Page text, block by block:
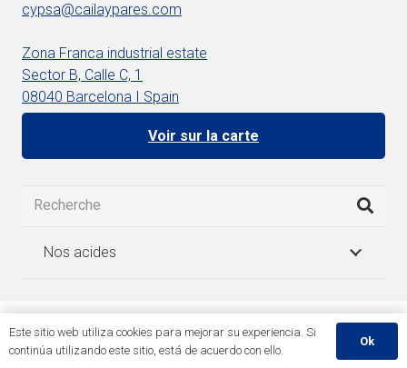
cypsa@cailaypares.com
Zona Franca industrial estate
Sector B, Calle C, 1
08040 Barcelona I Spain
Voir sur la carte
Nos acides
English(Anglais)
Español(Espagnol)
Este sitio web utiliza cookies para mejorar su experiencia. Si
continúa utilizando este sitio, está de acuerdo con ello.
Ok